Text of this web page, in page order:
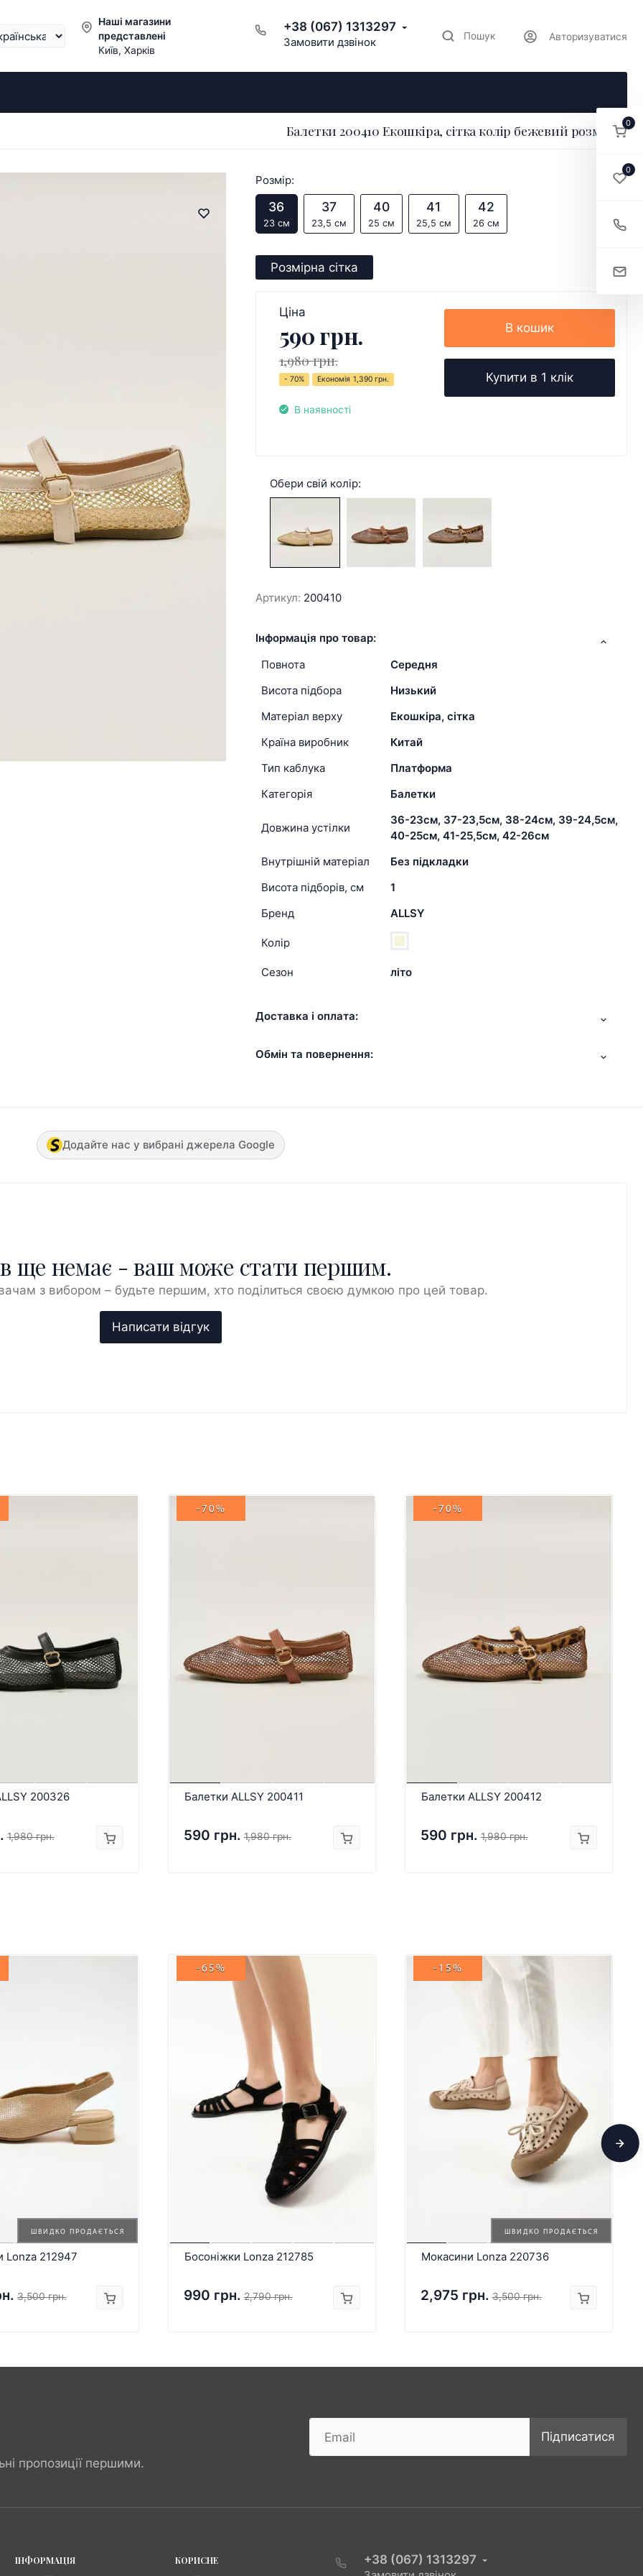
Наші магазини
представлені
Київ, Харків
+38 (067) 1313297
Замовити дзвінок Пошук Авторизуватися
Балетки 200410 Екошкіра, сітка колір бежевий розмір 36
Розмір:
36
23 см
37
23,5 см
40
25 см
41
25,5 см
42
26 см
Розмірна сітка
Ціна
590 грн.
1,980 грн.
- 70% Економія 1,390 грн.
В наявності
В кошик
Купити в 1 клік
Обери свій колір:
Артикул: 200410
Інформація про товар:
Повнота
Середня
Висота підбора
Низький
Матеріал верху
Екошкіра, сітка
Країна виробник
Китай
Тип каблука
Платформа
Категорія
Балетки
Довжина устілки
36-23см, 37-23,5см, 38-24см, 39-24,5см,
40-25см, 41-25,5см, 42-26см
Внутрішній матеріал
Без підкладки
Висота підборів, см
1
Бренд
ALLSY
Колір
Сезон літо
Доставка і оплата:
Обмін та повернення:
Додайте нас у вибрані джерела Google
ще немає - ваш може стати першим.
з вибором – будьте першим, хто поділиться своєю думкою про цей товар.
200326
1,980 грн.
-70%
Балетки ALLSY 200411
590 грн. 1,980 грн.
-70%
Балетки ALLSY 200412
590 грн. 1,980 грн.
ШВИДКО ПРОДАЄТЬСЯ
Lonza 212947
3,500 грн.
-65%
Босоніжки Lonza 212785
990 грн. 2,790 грн.
ШВИДКО ПРОДАЄТЬСЯ
-15%
Мокасини Lonza 220736
2,975 грн. 3,500 грн.
пропозиції першими.
Підписатися
ІНФОРМАЦІЯ
КОРИСНЕ
+38 (067) 1313297
0
0